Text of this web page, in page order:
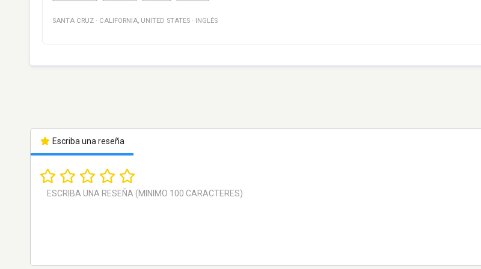
SANTA CRUZ · CALIFORNIA, UNITED STATES · INGLÉS
Escriba una reseña